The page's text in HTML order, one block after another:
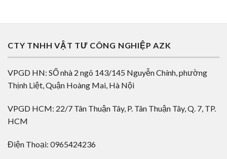
CTY TNHH VẬT TƯ CÔNG NGHIỆP AZK
VPGD HN: SỐ nhà 2 ngõ 143/145 Nguyễn Chính, phường
Thịnh Liệt, Quận Hoàng Mai, Hà Nội
VPGD HCM: 22/7 Tân Thuận Tây, P. Tân Thuận Tây, Q. 7, TP.
HCM
Điện Thoại: 0965424236